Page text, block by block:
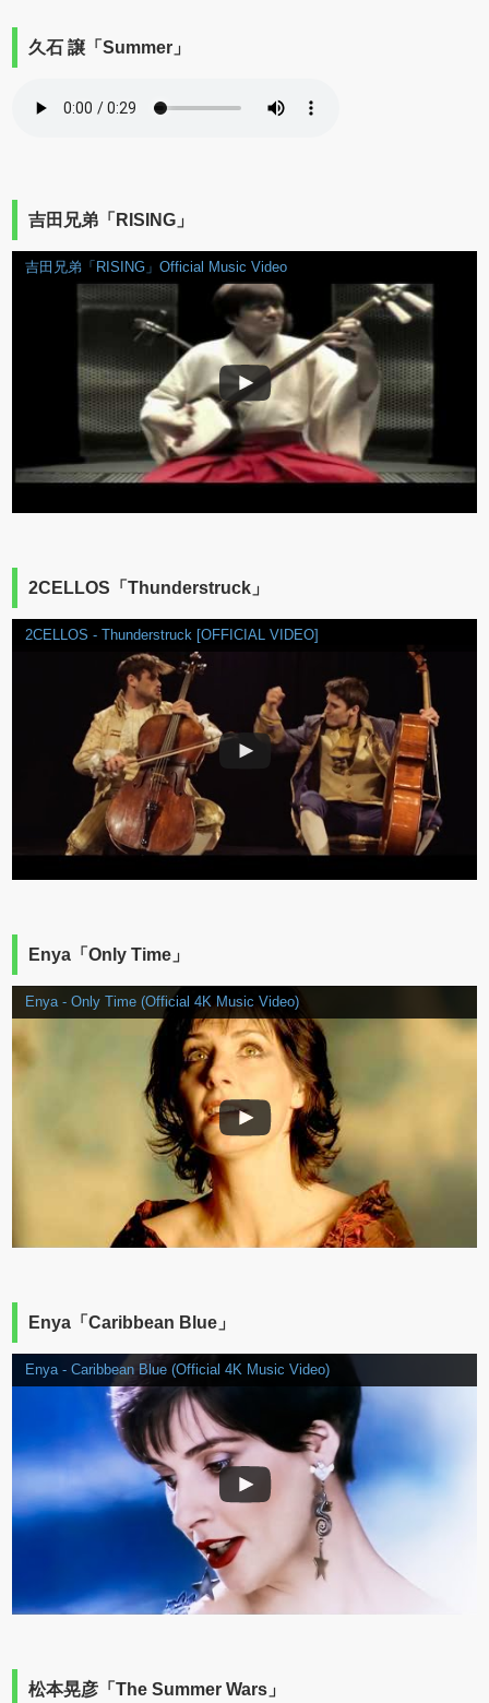
久石 譲「Summer」
吉田兄弟「RISING」
吉田兄弟「RISING」Official Music Video
2CELLOS「Thunderstruck」
2CELLOS - Thunderstruck [OFFICIAL VIDEO]
Enya「Only Time」
Enya - Only Time (Official 4K Music Video)
Enya「Caribbean Blue」
Enya - Caribbean Blue (Official 4K Music Video)
松本晃彦「The Summer Wars」